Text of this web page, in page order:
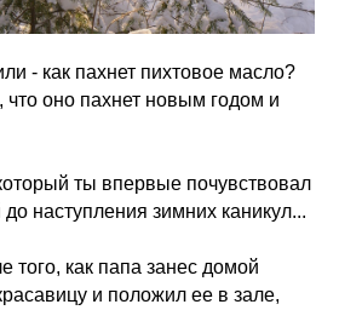
- как пахнет пихтовое масло?
что оно пахнет новым годом и
ты впервые почувствовал
наступления зимних каникул...
того, как папа занес домой
и положил ее в зале,